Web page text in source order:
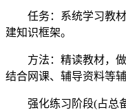
任务：系统学习教材
建知识框架。
方法：精读教材，做
结合网课、辅导资料等
强化练习阶段(占总备